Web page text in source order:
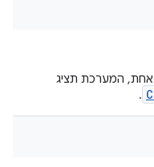
אחת, המערכת תציג
.